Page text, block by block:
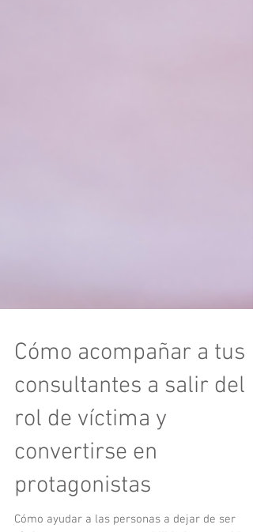
Cómo acompañar a tus
consultantes a salir del
rol de víctima y